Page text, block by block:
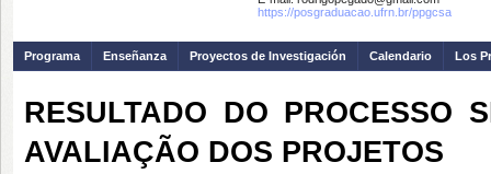
https://posgraduacao.ufrn.br/ppgcsa
Programa Enseñanza Proyectos de Investigación Calendario Los
RESULTADO DO PROCESSO
AVALIAÇÃO DOS PROJETOS